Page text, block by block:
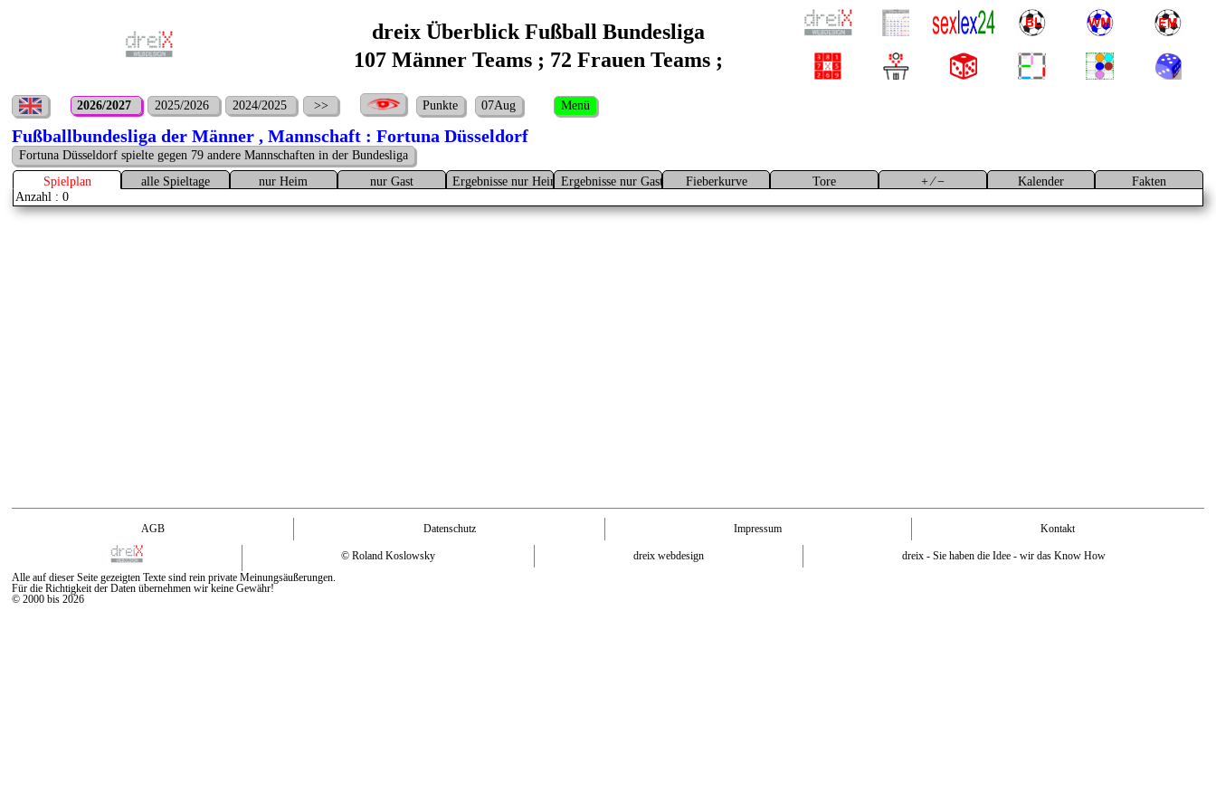
dreix Überblick Fußball Bundesliga
107 Männer Teams ; 72 Frauen Teams ;
2026/2027 2025/2026 2024/2025 >> Punkte 07Aug Menü
Fußballbundesliga der Männer , Mannschaft : Fortuna Düsseldorf
Fortuna Düsseldorf spielte gegen 79 andere Mannschaften in der Bundesliga
Spielplan
alle Spieltage nur Heim nur Gast Ergebnisse nur Heim Ergebnisse nur Gast Fieberkurve Tore + ⁄ − Kalender
Fakten
Anzahl : 0
AGB Datenschutz Impressum Kontakt
© Roland Koslowsky dreix webdesign
dreix - Sie haben die Idee - wir das Know How
Alle auf dieser Seite gezeigten Texte sind rein private Meinungsäußerungen.
Für die Richtigkeit der Daten übernehmen wir keine Gewähr!
© 2000 bis 2026